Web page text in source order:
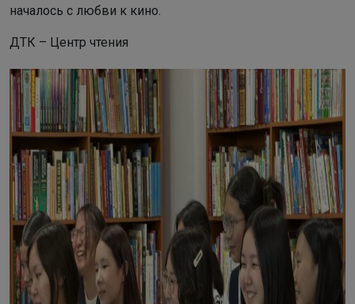
началось с любви к кино.
ДТК – Центр чтения